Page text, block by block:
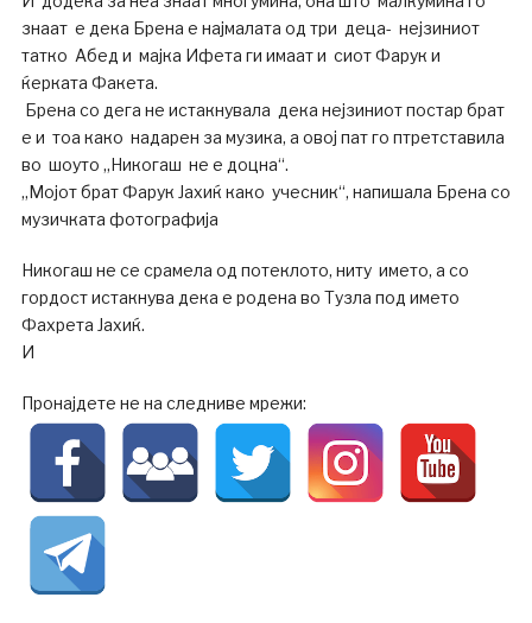
знаат е дека Брена е најмалата од три деца- нејзиниот
татко Абед и мајка Ифета ги имаат и сиот Фарук и
ќерката Факета.
Брена со дега не истакнувала дека нејзиниот постар брат
е и тоа како надарен за музика, а овој пат го птретставила
во шоуто „Никогаш не е доцна“.
„Мојот брат Фарук Јахиќ како учесник“, напишала Брена со
музичката фотографија
Никогаш не се срамела од потеклото, ниту името, а со
гордост истакнува дека е родена во Тузла под името
Фахрета Јахиќ.
И
Пронајдете не на следниве мрежи: